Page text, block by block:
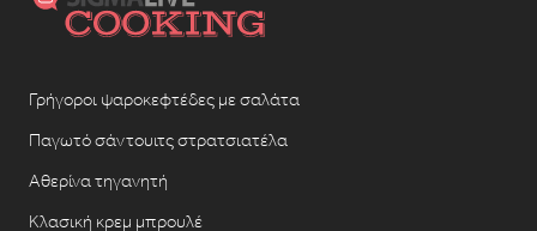
Γρήγοροι ψαροκεφτέδες με σαλάτα
Παγωτό σάντουιτς στρατσιατέλα
Αθερίνα τηγανητή
Κλασική κρεμ μπρουλέ